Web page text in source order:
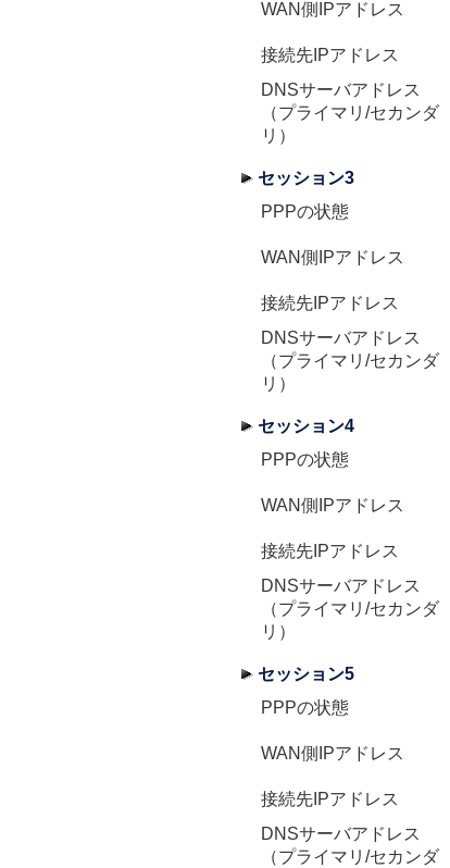
WAN側IPアドレス
接続先IPアドレス
DNSサーバアドレス
（プライマリ/セカンダ
リ）
セッション3
PPPの状態
WAN側IPアドレス
接続先IPアドレス
DNSサーバアドレス
（プライマリ/セカンダ
リ）
セッション4
PPPの状態
WAN側IPアドレス
接続先IPアドレス
DNSサーバアドレス
（プライマリ/セカンダ
リ）
セッション5
PPPの状態
WAN側IPアドレス
接続先IPアドレス
DNSサーバアドレス
（プライマリ/セカンダ